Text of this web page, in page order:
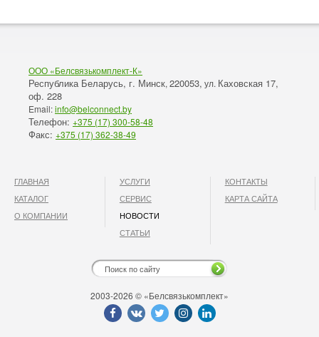
ООО «Белсвязькомплект-К»
Республика Беларусь, г. Минск, 220053, ул. Каховская 17,
оф. 228
Email:info@belconnect.by
Телефон: +375 (17) 300-58-48
Факс: +375 (17) 362-38-49
ГЛАВНАЯ
КАТАЛОГ
О КОМПАНИИ
УСЛУГИ
СЕРВИС
НОВОСТИ
СТАТЬИ
КОНТАКТЫ
КАРТА САЙТА
2003-2026 © «Белсвязькомплект»